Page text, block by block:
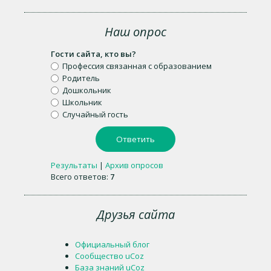
Наш опрос
Гости сайта, кто вы?
Профессия связанная с образованием
Родитель
Дошкольник
Школьник
Случайный гость
Результаты | Архив опросов
Всего ответов: 7
Друзья сайта
Официальный блог
Сообщество uCoz
База знаний uCoz